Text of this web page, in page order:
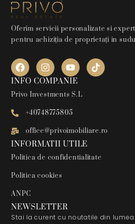
Oferim servicii personalizate si
pentru achiziția de proprietați in
INFO COMPANIE
Privo Investments S.L
+40748775805
office@privoimobiliare.ro
INFORMATII UTILE
Politica de confidentialitate
Politica cookies
ANPC
NEWSLETTER
Stai la curent cu noutatile din lumea